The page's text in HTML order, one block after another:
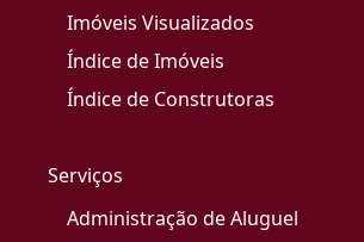
Imóveis Visualizados
Índice de Imóveis
Índice de Construtoras
Serviços
Administração de Aluguel